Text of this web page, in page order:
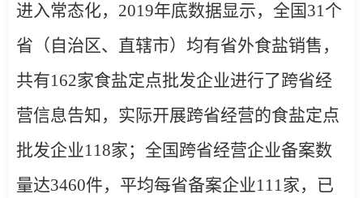
进入常态化， 2019年底数据显示，全国31个
省（自治区、直辖市）均有省外食盐销售，
共有162家食盐定点批发企业进行了跨省经
营信息告知，实际开展跨省经营的食盐定点
批发企业118家；全国跨省经营企业备案数
量达3460件，平均每省备案企业111家，已